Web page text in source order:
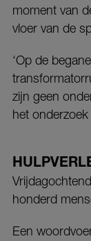
moment van
vloer van de
‘Op de
zijn geen
het
honderd
Een